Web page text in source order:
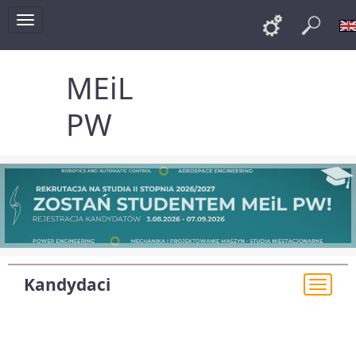
Toggle
navigation
Links
MEiL
PW
Kandydaci